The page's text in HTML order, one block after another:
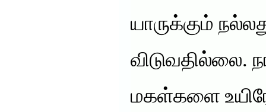
யாருக்கும்
விடுவதில்லை.
மகள்களை